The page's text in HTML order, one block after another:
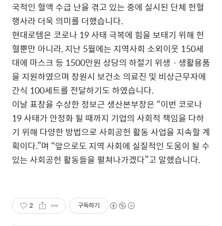
국적인 혈액 수급 난을 겪고 있는 중에 실시된 단체 헌혈
행사라 더욱 의미를 더했습니다.
현대로템은 코로나 19 사태 극복에 힘을 보태기 위해 헌
혈뿐만 아니라, 지난 5월에는 지역사회 소외이웃 150세
대에 마스크 등 1500만원 상당의 하절기 위생ㆍ생활용품
을 지원하였으며 창원시 보건소 의료진 및 비상근무자에
간식 100세트를 전달하기도 하였습니다.
이날 표창을 수상한 정보근 생산본부장은 “이번 코로나
19 사태가 안정화 될 때까지 기업의 사회적 책임을 다하
기 위해 다양한 방법으로 사회공헌 활동 사업을 지속할 계
획이다.”며 “앞으로도 지역 사회에 실질적인 도움이 될 수
있는 사회공헌 활동들을 펼쳐나가겠다”고 말했습니다.
2 구독하기